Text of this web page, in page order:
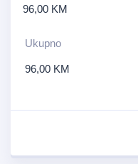
96,00 KM
Ukupno
96,00 KM